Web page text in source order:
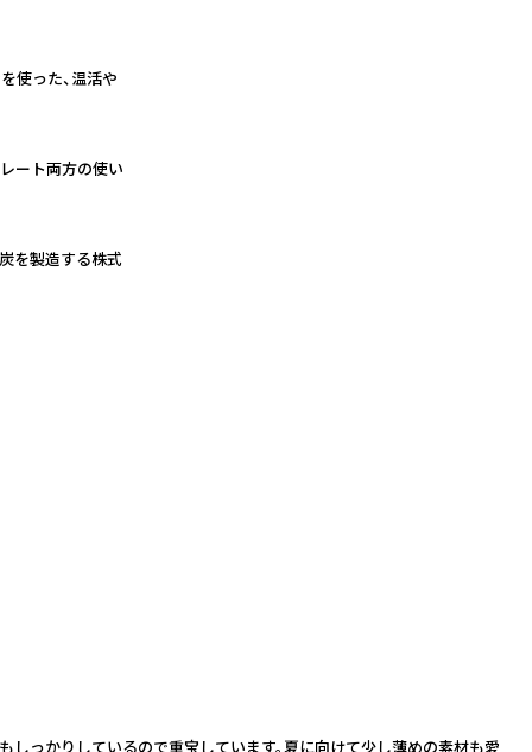
使った、温活や
ート両方の使い
を製造する株式
っかりしているので重宝しています。夏に向けて少し薄めの素材も愛